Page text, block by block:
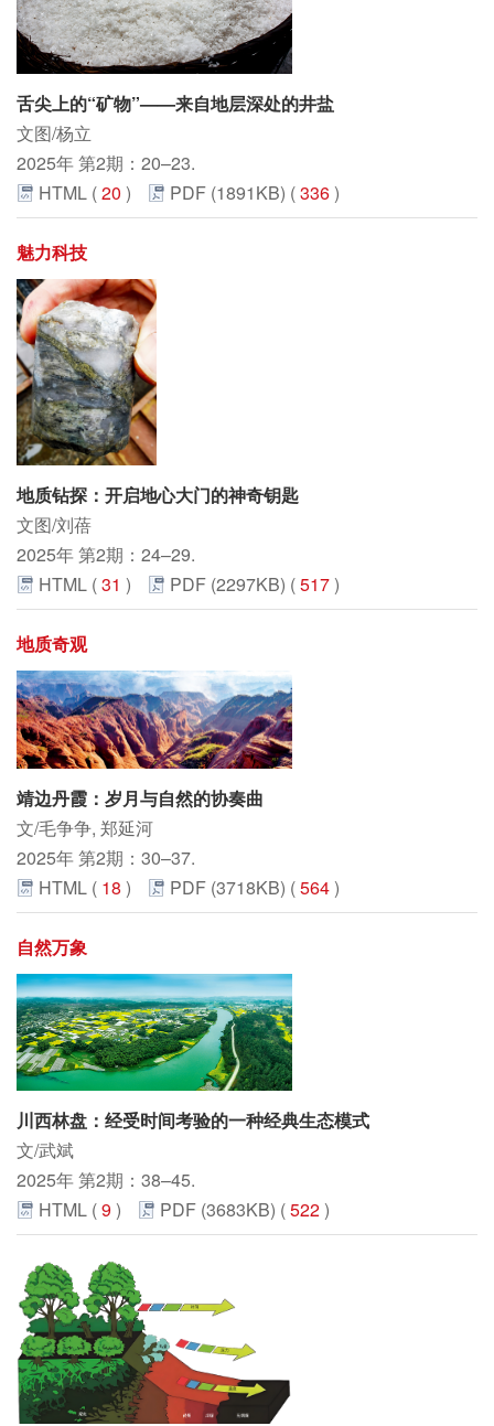
舌尖上的“矿物”——来自地层深处的井盐
文图/杨立
2025年 第2期：20–23.
HTML (20 ) PDF (1891KB) (336)
魅力科技
地质钻探：开启地心大门的神奇钥匙
文图/刘蓓
2025年 第2期：24–29.
HTML (31 ) PDF (2297KB) (517)
地质奇观
靖边丹霞：岁月与自然的协奏曲
文/毛争争, 郑延河
2025年 第2期：30–37.
HTML ( 18 ) PDF (3718KB) (564)
自然万象
川西林盘：经受时间考验的一种经典生态模式
文/武斌
2025年 第2期：38–45.
HTML (9) PDF (3683KB) (522)